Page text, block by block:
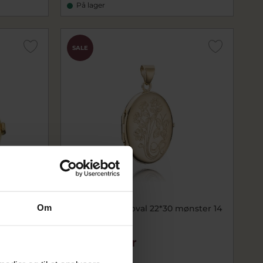
Om
På lager
8
SALE
BNH Medaljon oval 22*30 mønster 14
8.948,00 kr